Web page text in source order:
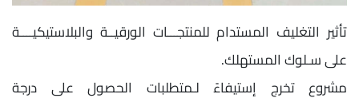
تأثير التغليف المستدام للمنتجـــات الورقيــة والبلاستيكيــــة
على سـلوك المستهلك.
مشروع تخرج إستيفاءً لـمتطلبات الحصول على درجة